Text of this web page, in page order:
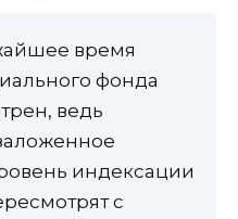
время
фонда
ведь
индексации
с